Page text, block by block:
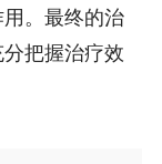
。最终的治
把握治疗效